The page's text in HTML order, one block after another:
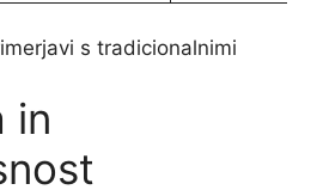
s tradicionalnimi
in